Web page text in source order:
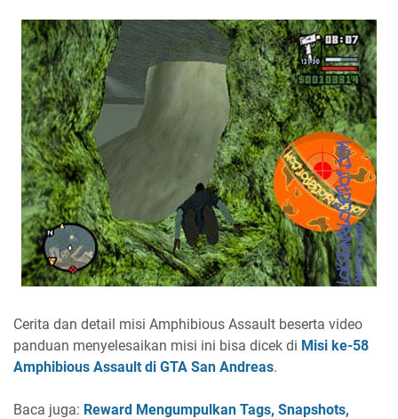
Cerita dan detail misi Amphibious Assault beserta video
panduan menyelesaikan misi ini bisa dicek di Misi ke-58
Amphibious Assault di GTA San Andreas.
Baca juga: Reward Mengumpulkan Tags, Snapshots,